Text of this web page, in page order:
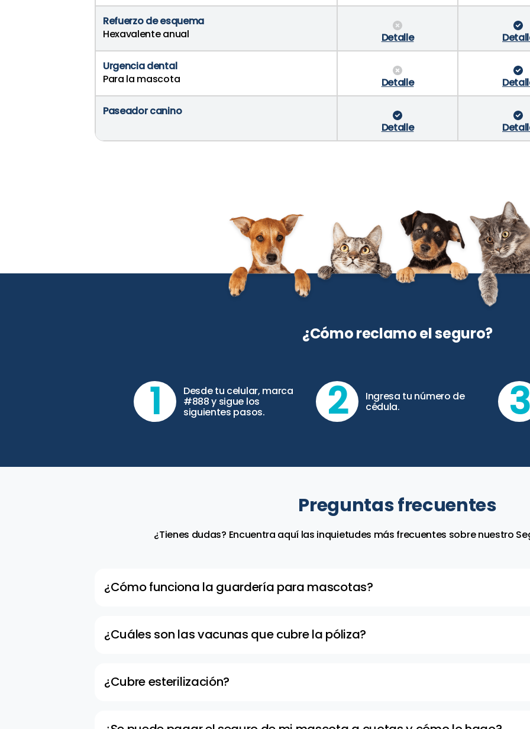
Refuerzo de esquema
Hexavalente anual
Detalle
Urgencia dental
Para la mascota
Detalle
Paseador canino
Detalle
¿Cómo reclamo el seguro?
1 Desde tu celular, marca
#888 y sigue los
siguientes pasos. 2 Ingresa tu número de
cédula. 3
Preguntas frecuentes
¿Tienes dudas? Encuentra aquí las inquietudes más frecuentes sobre nuestro
¿Cómo funciona la guardería para mascotas?
cada uno.
¿Cuáles son las vacunas que cubre la póliza?
¿Cubre esterilización?